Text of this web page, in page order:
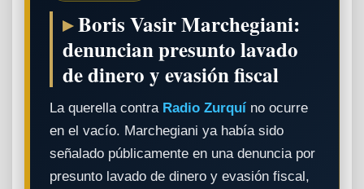
Boris Vasir Marchegiani:
denuncian presunto lavado
de dinero y evasión fiscal
La querella contra Radio Zurquí no ocurre
en el vacío. Marchegiani ya había sido
señalado públicamente en una denuncia por
presunto lavado de dinero y evasión fiscal,